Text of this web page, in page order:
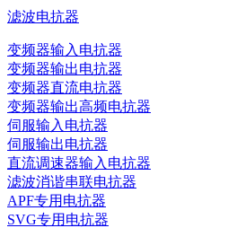
滤波电抗器
变频器输入电抗器
变频器输出电抗器
变频器直流电抗器
变频器输出高频电抗器
伺服输入电抗器
伺服输出电抗器
直流调速器输入电抗器
滤波消谐串联电抗器
APF专用电抗器
SVG专用电抗器